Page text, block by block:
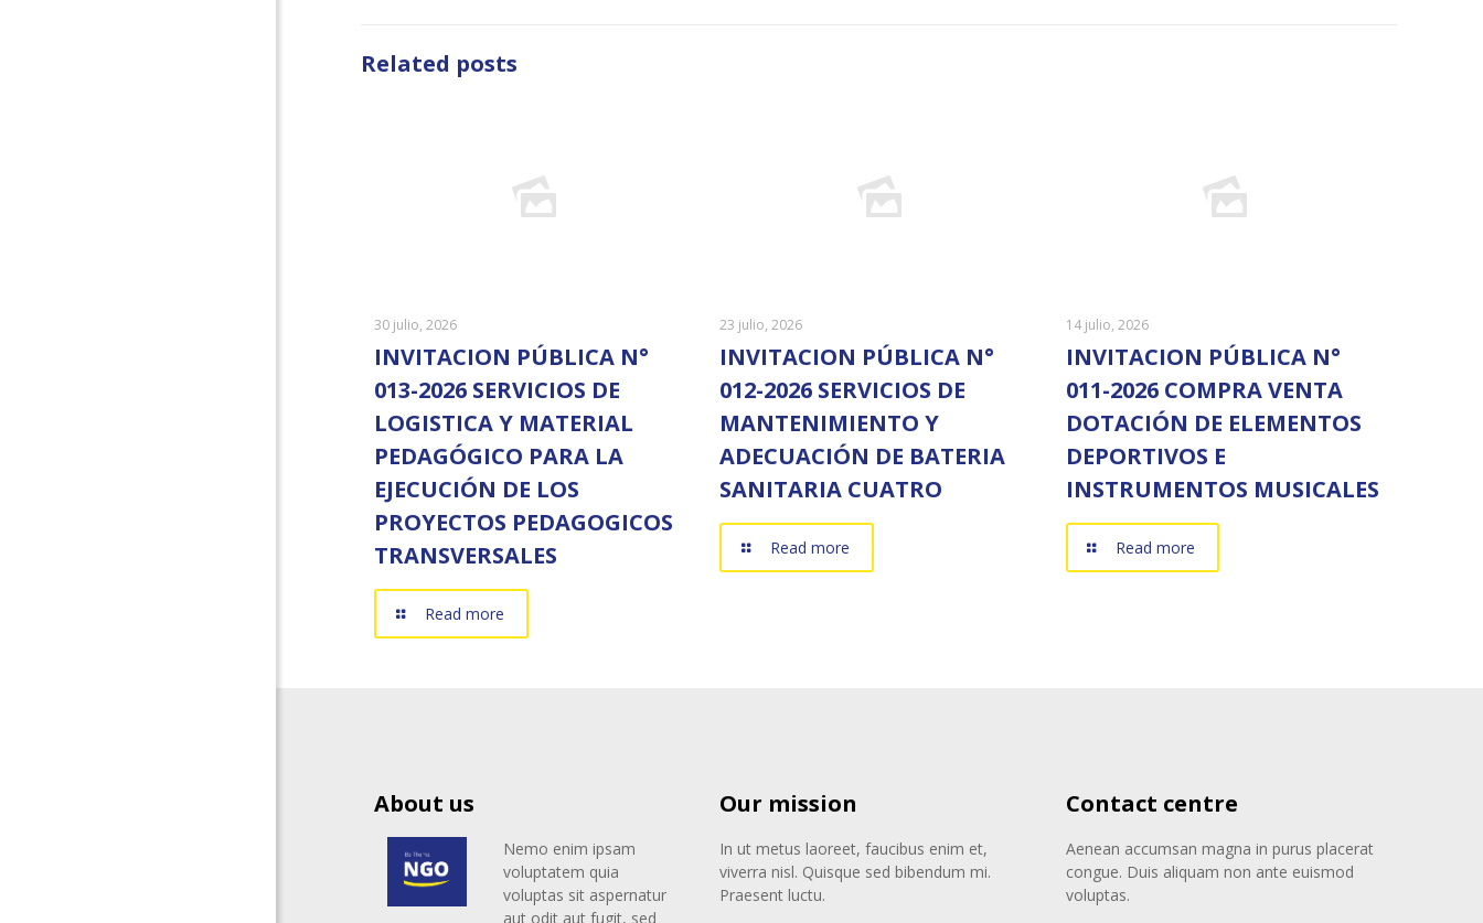
Related posts
30 julio, 2026
INVITACION PÚBLICA N°
013-2026 SERVICIOS DE
LOGISTICA Y MATERIAL
PEDAGÓGICO PARA LA
EJECUCIÓN DE LOS
PROYECTOS PEDAGOGICOS
TRANSVERSALES
Read more
23 julio, 2026
INVITACION PÚBLICA N°
012-2026 SERVICIOS DE
MANTENIMIENTO Y
ADECUACIÓN DE BATERIA
SANITARIA CUATRO
Read more
14 julio, 2026
INVITACION PÚBLICA N°
011-2026 COMPRA VENTA
DOTACIÓN DE ELEMENTOS
DEPORTIVOS E
INSTRUMENTOS MUSICALES
Read more
About us
Nemo enim ipsam
voluptatem quia
voluptas sit aspernatur
aut odit aut fugit, sed
Our mission
In ut metus laoreet, faucibus enim et,
viverra nisl. Quisque sed bibendum mi.
Praesent luctu.
Contact centre
Aenean accumsan magna in purus placerat
congue. Duis aliquam non ante euismod
voluptas.